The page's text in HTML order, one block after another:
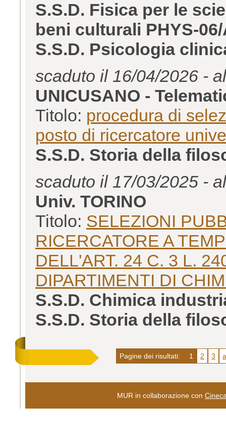
S.S.D. Fisica per le
beni culturali PHYS-
S.S.D. Psicologia
scaduto il 16/04/2026 -
UNICUSANO -
Titolo: procedura di
posto di ricercatore
S.S.D. Storia della
scaduto il 17/03/2025 -
Univ. TORINO
Titolo: SELEZIONI
RICERCATORE A
DELL'ART. 24 C. 3 L.
DIPARTIMENTI DI
S.S.D. Chimica
S.S.D. Storia della
Pagine dei risultati: 1 2 3
MUR in collaborazione con